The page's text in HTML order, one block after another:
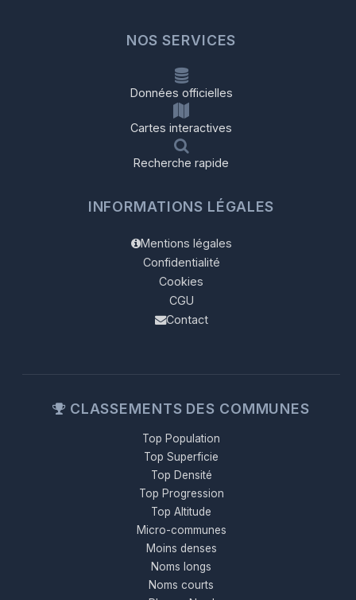
NOS SERVICES
Données officielles
Cartes interactives
Recherche rapide
INFORMATIONS LÉGALES
Mentions légales
Confidentialité
Cookies
CGU
Contact
CLASSEMENTS DES COMMUNES
Top Population
Top Superficie
Top Densité
Top Progression
Top Altitude
Micro-communes
Moins denses
Noms longs
Noms courts